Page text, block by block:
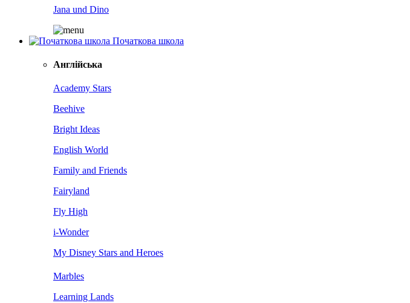
Jana und Dino
Початкова школа
Англійська
Academy Stars
Beehive
Bright Ideas
English World
Family and Friends
Fairyland
Fly High
i-Wonder
My Disney Stars and Heroes
Marbles
Learning Lands